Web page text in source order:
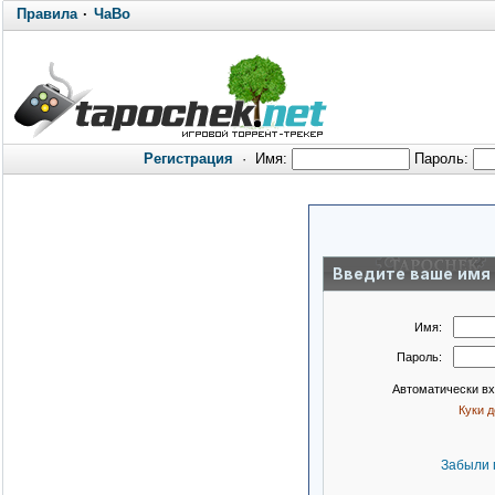
Правила· ЧаВо
Регистрация · Имя: Пароль:
Введите ваше имя
Имя:
Пароль:
Автоматически
Куки
Забыли